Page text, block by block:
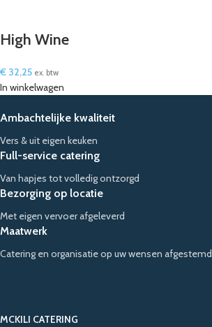
High Wine
€ 32,25 ex. btw
In winkelwagen
Ambachtelijke kwaliteit
Vers & uit eigen keuken
Full-service catering
Van hapjes tot volledig ontzorgd
Bezorging op locatie
Met eigen vervoer afgeleverd
Maatwerk
Catering en organisatie op uw wensen afgestemd
MCKILI CATERING